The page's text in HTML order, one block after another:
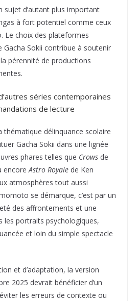
sujet d’autant plus important
à fort potentiel comme ceux
Le choix des plateformes
Gacha Sokii contribue à soutenir
pérennité de productions
séries contemporaines
de lecture
thématique délinquance scolaire
Gacha Sokii dans une lignée
phares telles que Crowsde
encoreAstro Royalede Ken
atmosphères tout aussi
se démarque, c’est par un
des affrontements et une
les portraits psychologiques,
et loin du simple spectacle
et d’adaptation, la version
2025 devrait bénéficier d’un
les erreurs de contexte ou